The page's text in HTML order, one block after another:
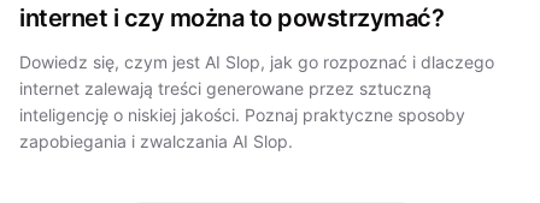
internet i czy można to powstrzymać?
Dowiedz się, czym jest AI Slop, jak go rozpoznać i dlaczego
internet zalewają treści generowane przez sztuczną
inteligencję o niskiej jakości. Poznaj praktyczne sposoby
zapobiegania i zwalczania AI Slop.